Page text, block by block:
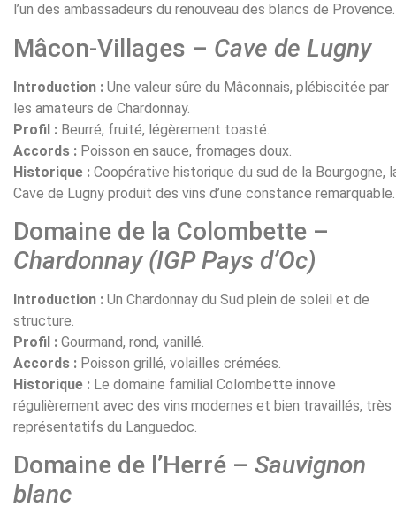
l’un des ambassadeurs du renouveau des blancs de Provence.
Mâcon-Villages – Cave de Lugny
Introduction : Une valeur sûre du Mâconnais, plébiscitée par
les amateurs de Chardonnay.
Profil : Beurré, fruité, légèrement toasté.
Accords : Poisson en sauce, fromages doux.
Historique : Coopérative historique du sud de la Bourgogne,
Cave de Lugny produit des vins d’une constance remarquable.
Domaine de la Colombette –
Chardonnay (IGP Pays d’Oc)
Introduction : Un Chardonnay du Sud plein de soleil et de
structure.
Profil : Gourmand, rond, vanillé.
Accords : Poisson grillé, volailles crémées.
Historique : Le domaine familial Colombette innove
régulièrement avec des vins modernes et bien travaillés, très
représentatifs du Languedoc.
Domaine de l’Herré – Sauvignon
blanc